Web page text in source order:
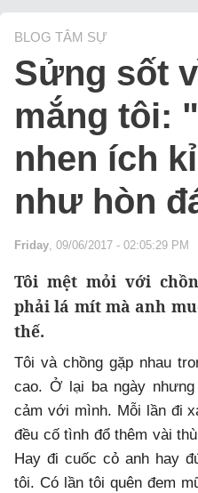
BLOG TÂM SỰ
Sửng sốt
mắng tôi:
nhen ích
như hòn
Friday, 09/06/2017 - 02:05:29 PM
Tôi mệt mỏi với
phải lá mít mà anh
thế.
Tôi và chồng gặp nhau
cao. Ở lại ba ngày
cảm với mình. Mỗi lần đi
đều cố tình đổ thêm vài
Hay đi cuốc cỏ anh hay
tôi. Có lần tôi quên đem